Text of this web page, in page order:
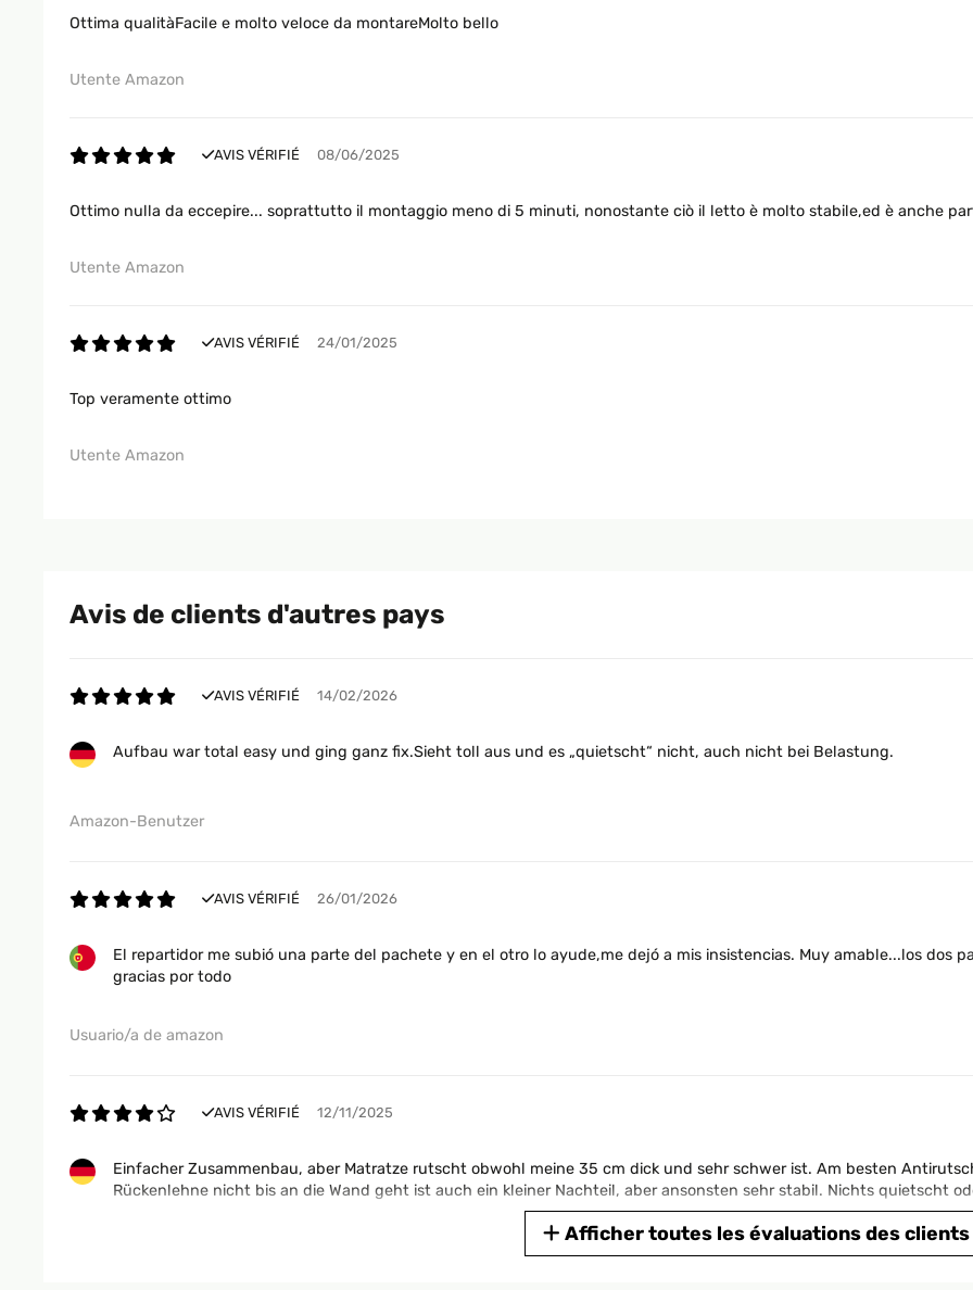
Ottima qualitàFacile e molto veloce da montareMolto bello
Utente Amazon
AVIS VÉRIFIÉ 08/06/2025
Ottimo nulla da eccepire... soprattutto il montaggio meno di 5 minuti, nonostante ciò il letto è molto stabile,ed è anche
Utente Amazon
AVIS VÉRIFIÉ 24/01/2025
Top veramente ottimo
Utente Amazon
Avis de clients d'autres pays
AVIS VÉRIFIÉ 14/02/2026
Aufbau war total easy und ging ganz fix.Sieht toll aus und es „quietscht“ nicht, auch nicht bei Belastung.
Amazon-Benutzer
AVIS VÉRIFIÉ 26/01/2026
El repartidor me subió una parte del pachete y en el otro lo ayude,me dejó a mis insistencias. Muy amable...los dos
gracias por todo
Usuario/a de amazon
AVIS VÉRIFIÉ 12/11/2025
Einfacher Zusammenbau, aber Matratze rutscht obwohl meine 35 cm dick und sehr schwer ist. Am besten
Rückenlehne nicht bis an die Wand geht ist auch ein kleiner Nachteil, aber ansonsten sehr stabil. Nichts quietscht
Afficher toutes les évaluations des clients